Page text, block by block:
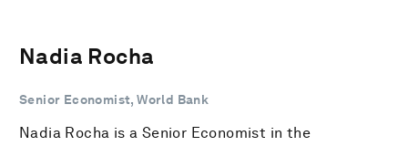
Nadia Rocha
Senior Economist, World Bank
Nadia Rocha is a Senior Economist in the